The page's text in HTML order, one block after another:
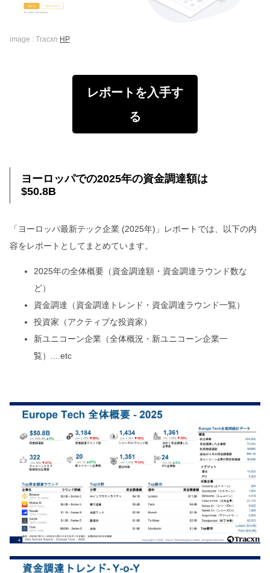
image : Tracxn HP
レポートを入手す
る
ヨーロッパでの2025年の資金調達額は
$50.8B
「ヨーロッパ最新テック企業 (2025年)」レポートでは、以下の内
容をレポートとしてまとめています。
2025年の全体概要（資金調達額・資金調達ラウンド数な
ど）
資金調達（資金調達トレンド・資金調達ラウンド一覧）
投資家（アクティブな投資家）
新ユニコーン企業（全体概況・新ユニコーン企業一
覧）....etc